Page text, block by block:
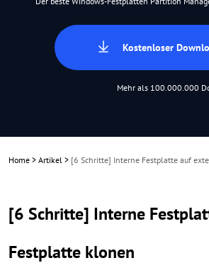
Kostenloser
Mehr als 100.000.000
Home > Artikel > [6 Schritte] Interne Festplatte auf
[6 Schritte] Interne
Festplatte klonen